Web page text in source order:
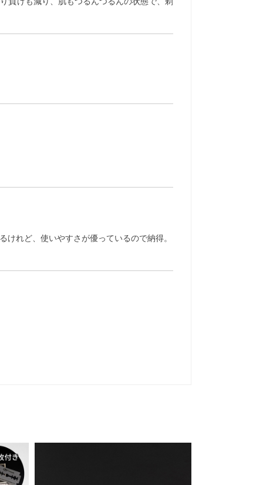
れど、使いやすさが優っているので納得。